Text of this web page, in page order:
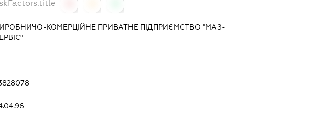
КОМЕРЦІЙНЕ ПРИВАТНЕ ПІДПРИЄМСТВО "МАЗ-